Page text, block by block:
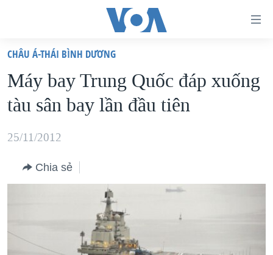
truy
cập
Tới
dung
chính
chính
VIỆT NAM
HOA KỲ
BIỂN ĐÔNG
BLOG
TỰ DO BÁO CHÍ
CHÂU Á-THÁI BÌNH DƯƠNG
Máy bay Trung Quốc đáp xuống
tàu sân bay lần đầu tiên
25/11/2012
Chia sẻ